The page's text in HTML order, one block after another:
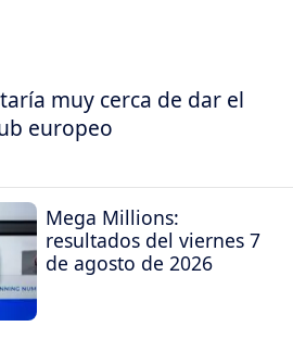
muy cerca de dar el
europeo
Mega Millions:
resultados del viernes 7
de agosto de 2026